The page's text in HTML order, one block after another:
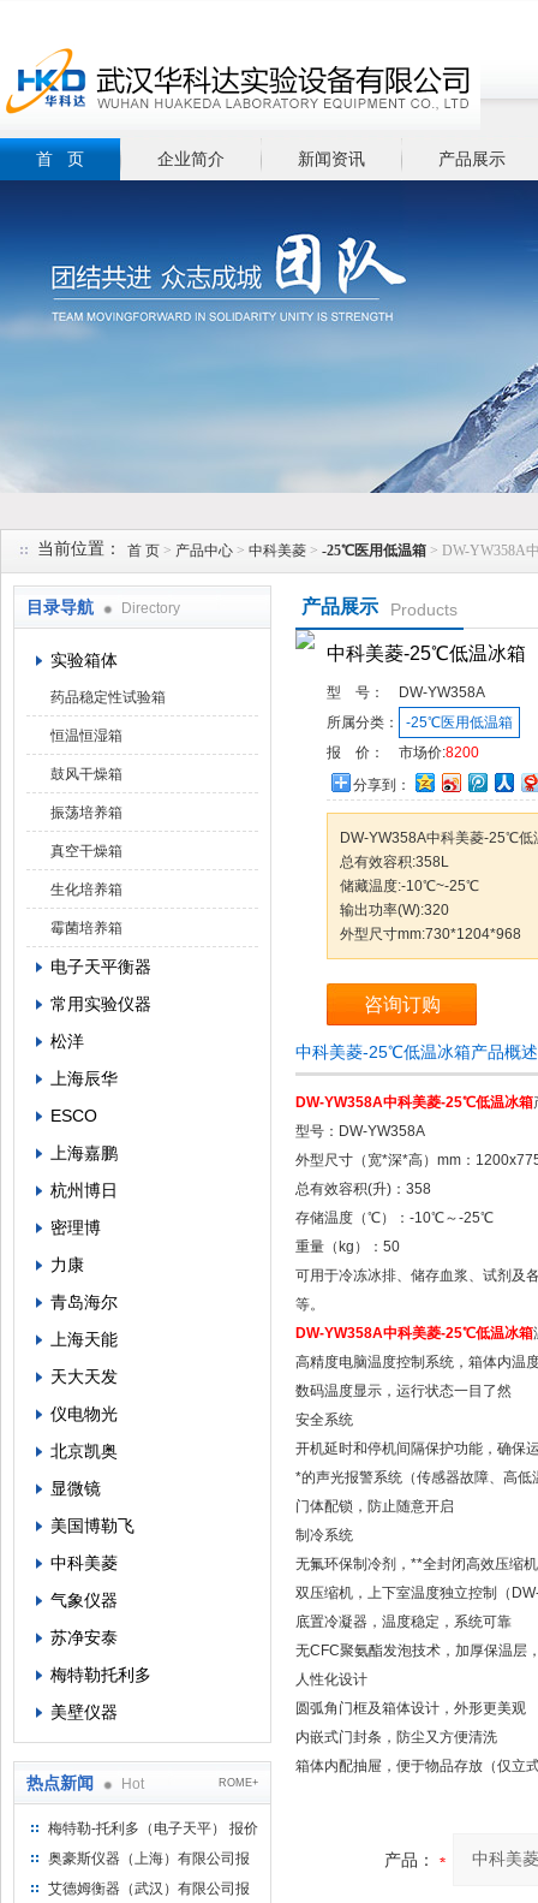
首 页 企业简介 新闻资讯 产品展示
当前位置： 首 页 > 产品中心 > 中科美菱 > -25℃医用低温箱 > DW-YW358A
目录导航 Directory
实验箱体
药品稳定性试验箱
恒温恒湿箱
鼓风干燥箱
振荡培养箱
真空干燥箱
生化培养箱
霉菌培养箱
电子天平衡器
常用实验仪器
松洋
上海辰华
ESCO
上海嘉鹏
杭州博日
密理博
力康
青岛海尔
上海天能
天大天发
仪电物光
北京凯奥
显微镜
美国博勒飞
中科美菱
气象仪器
苏净安泰
梅特勒托利多
美壁仪器
热点新闻 Hot ROME+
梅特勒-托利多（电子天平） 报价
单
奥豪斯仪器（上海）有限公司报
价单
艾德姆衡器（武汉）有限公司报
产品展示 Products
中科美菱-25℃低温冰箱
型 号：
DW-YW358A
所属分类：
-25℃医用低温箱
报 价：
市场价:8200
分享到：
DW-YW358A中科美菱-25℃低
总有效容积:358L
储藏温度:-10℃~-25℃
输出功率(W):320
外型尺寸mm:730*1204*968
咨询订购
中科美菱-25℃低温冰箱产品概
DW-YW358A中科美菱-25℃低温冰箱
型号：DW-YW358A
外型尺寸（宽*深*高）mm：
总有效容积(升)：358
存储温度（℃）：-10℃～-25℃
重量（kg）：50
可用于冷冻冰排、储存血浆、试剂及
等。
DW-YW358A中科美菱-25℃低温冰箱
高精度电脑温度控制系统，箱体内
数码温度显示，运行状态一目了然
安全系统
开机延时和停机间隔保护功能，确保
*的声光报警系统（传感器故障、高
门体配锁，防止随意开启
制冷系统
无氟环保制冷剂，**全封闭高效压缩
双压缩机，上下室温度独立控制（
底置冷凝器，温度稳定，系统可靠
无CFC聚氨酯发泡技术，加厚保温层
人性化设计
圆弧角门框及箱体设计，外形更美观
内嵌式门封条，防尘又方便清洗
箱体内配抽屉，便于物品存放（仅立
产品：